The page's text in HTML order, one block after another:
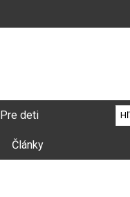
Pre deti
Články